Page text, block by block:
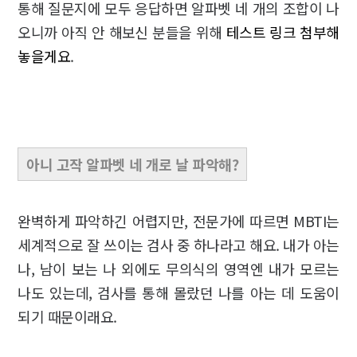
통해 질문지에 모두 응답하면 알파벳 네 개의 조합이 나
오니까 아직 안 해보신 분들을 위해 테스트 링크 첨부해
놓을게요.
아니 고작 알파벳 네 개로 날 파악해?
완벽하게 파악하긴 어렵지만, 전문가에 따르면 MBTI는
세계적으로 잘 쓰이는 검사 중 하나라고 해요. 내가 아는
나, 남이 보는 나 외에도 무의식의 영역엔 내가 모르는
나도 있는데, 검사를 통해 몰랐던 나를 아는 데 도움이
되기 때문이래요.